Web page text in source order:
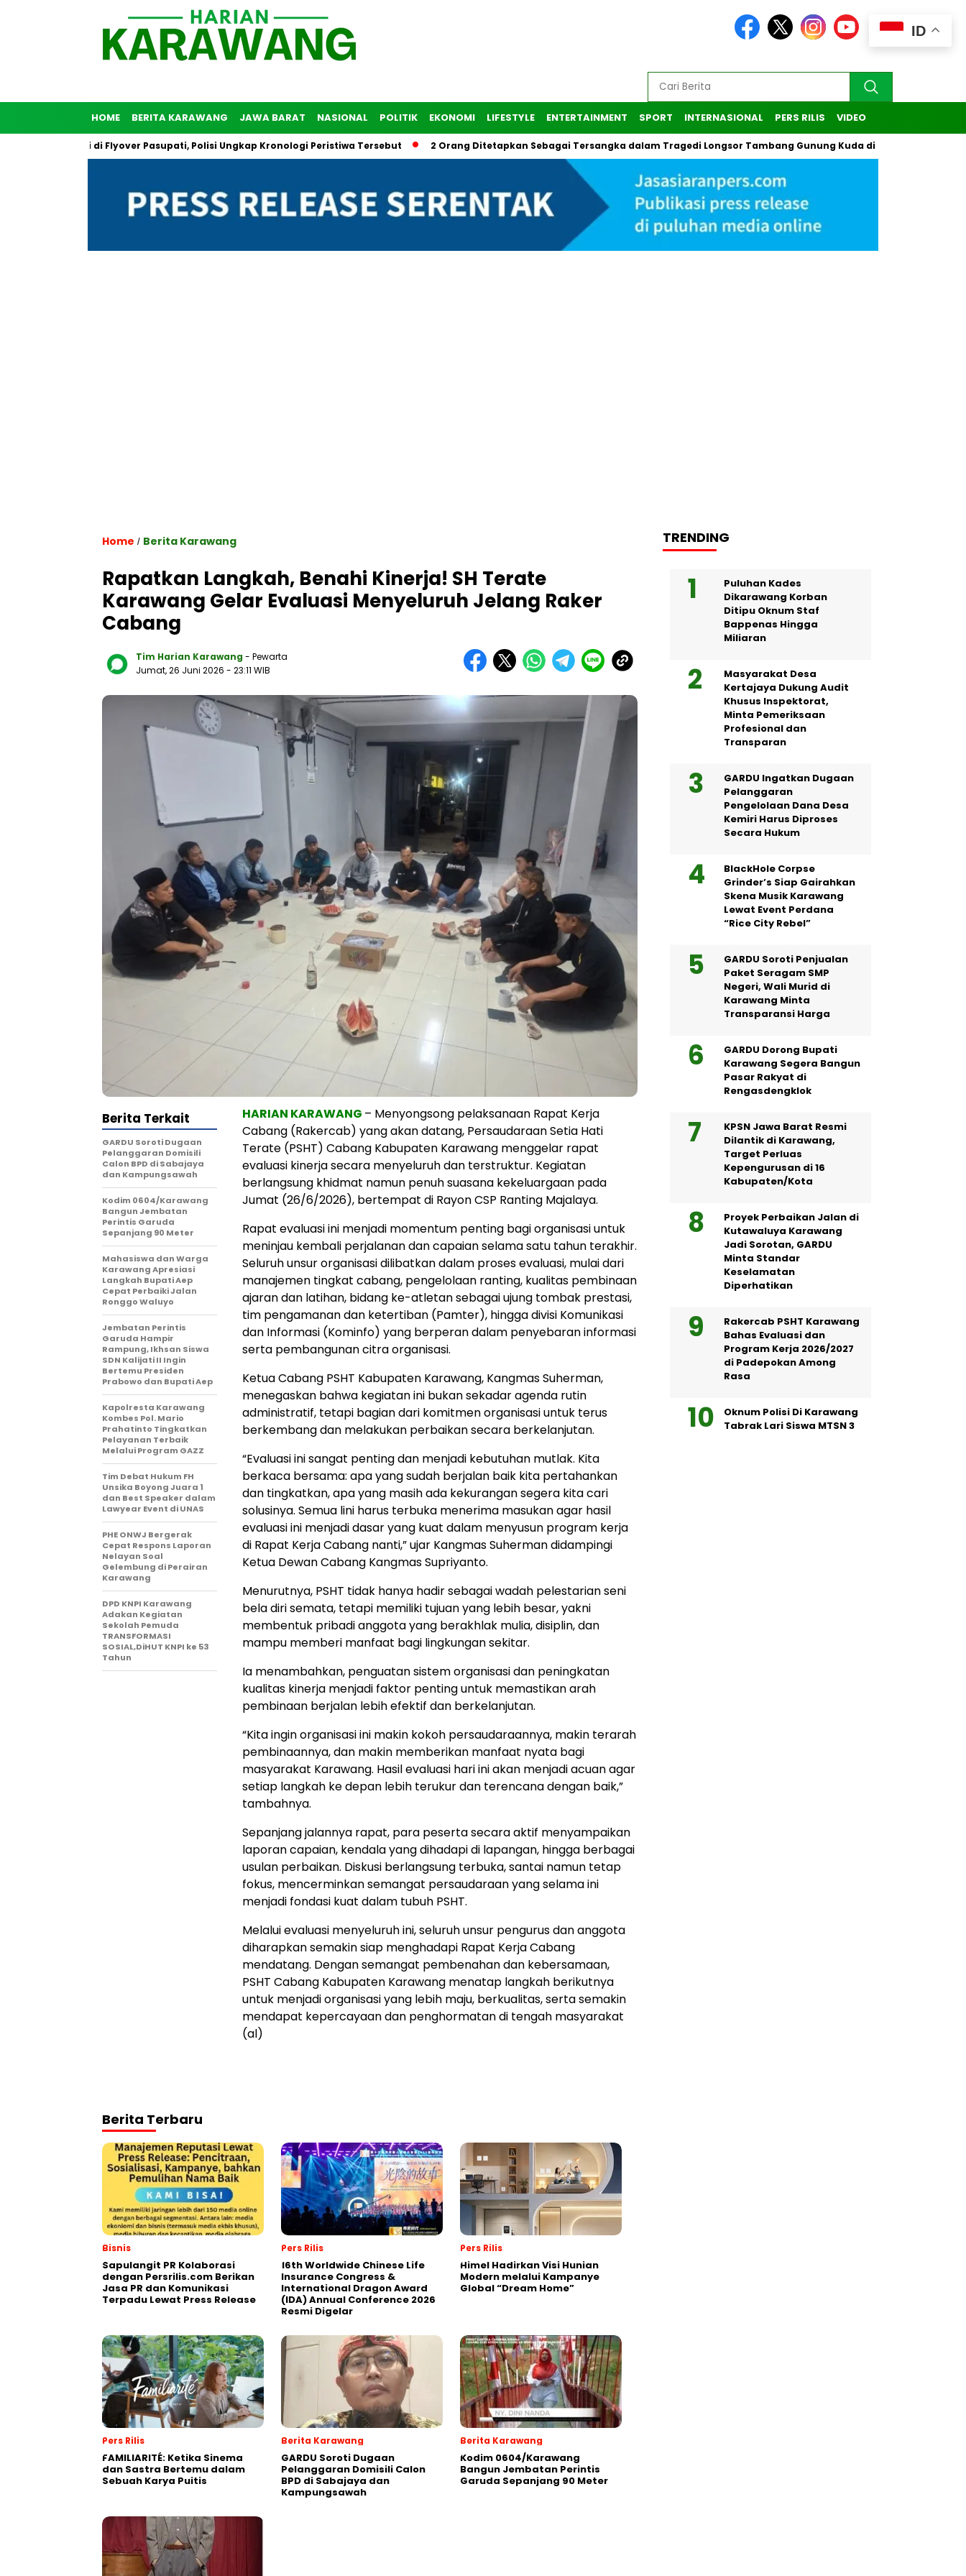
HOME BERITA KARAWANG JAWA BARAT NASIONAL POLITIK EKONOMI LIFESTYLE ENTERTAINMENT SPORT INTERNASIONAL PERS RILIS VIDEO
Diri di Flyover Pasupati, Polisi Ungkap Kronologi Peristiwa Tersebut 2 Orang Ditetapkan Sebagai Tersangka dalam Tragedi Longsor Tambang Gunung Kuda di Cirebon
Home / Berita Karawang
Rapatkan Langkah, Benahi Kinerja! SH Terate
Karawang Gelar Evaluasi Menyeluruh Jelang Raker
Cabang
Tim Harian Karawang - Pewarta
Jumat, 26 Juni 2026 - 23:11 WIB
HARIAN KARAWANG – Menyongsong pelaksanaan Rapat Kerja
Cabang (Rakercab) yang akan datang, Persaudaraan Setia Hati
Terate (PSHT) Cabang Kabupaten Karawang menggelar rapat
evaluasi kinerja secara menyeluruh dan terstruktur. Kegiatan
berlangsung khidmat namun penuh suasana kekeluargaan pada
Jumat (26/6/2026), bertempat di Rayon CSP Ranting Majalaya.
Rapat evaluasi ini menjadi momentum penting bagi organisasi untuk
meninjau kembali perjalanan dan capaian selama satu tahun terakhir.
Seluruh unsur organisasi dilibatkan dalam proses evaluasi, mulai dari
manajemen tingkat cabang, pengelolaan ranting, kualitas pembinaan
ajaran dan latihan, bidang ke-atletan sebagai ujung tombak prestasi,
tim pengamanan dan ketertiban (Pamter), hingga divisi Komunikasi
dan Informasi (Kominfo) yang berperan dalam penyebaran informasi
serta pembangunan citra organisasi.
Ketua Cabang PSHT Kabupaten Karawang, Kangmas Suherman,
menegaskan bahwa kegiatan ini bukan sekadar agenda rutin
administratif, tetapi bagian dari komitmen organisasi untuk terus
berkembang dan melakukan perbaikan secara berkelanjutan.
“Evaluasi ini sangat penting dan menjadi kebutuhan mutlak. Kita
berkaca bersama: apa yang sudah berjalan baik kita pertahankan
dan tingkatkan, apa yang masih ada kekurangan segera kita cari
solusinya. Semua lini harus terbuka menerima masukan agar hasil
evaluasi ini menjadi dasar yang kuat dalam menyusun program kerja
di Rapat Kerja Cabang nanti,” ujar Kangmas Suherman didampingi
Ketua Dewan Cabang Kangmas Supriyanto.
Menurutnya, PSHT tidak hanya hadir sebagai wadah pelestarian seni
bela diri semata, tetapi memiliki tujuan yang lebih besar, yakni
membentuk pribadi anggota yang berakhlak mulia, disiplin, dan
mampu memberi manfaat bagi lingkungan sekitar.
Ia menambahkan, penguatan sistem organisasi dan peningkatan
kualitas kinerja menjadi faktor penting untuk memastikan arah
pembinaan berjalan lebih efektif dan berkelanjutan.
“Kita ingin organisasi ini makin kokoh persaudaraannya, makin terarah
pembinaannya, dan makin memberikan manfaat nyata bagi
masyarakat Karawang. Hasil evaluasi hari ini akan menjadi acuan agar
setiap langkah ke depan lebih terukur dan terencana dengan baik,”
tambahnya.
Sepanjang jalannya rapat, para peserta secara aktif menyampaikan
laporan capaian, kendala yang dihadapi di lapangan, hingga berbagai
usulan perbaikan. Diskusi berlangsung terbuka, santai namun tetap
fokus, mencerminkan semangat persaudaraan yang selama ini
menjadi fondasi kuat dalam tubuh PSHT.
Melalui evaluasi menyeluruh ini, seluruh unsur pengurus dan anggota
diharapkan semakin siap menghadapi Rapat Kerja Cabang
mendatang. Dengan semangat pembenahan dan kebersamaan,
PSHT Cabang Kabupaten Karawang menatap langkah berikutnya
untuk menjadi organisasi yang lebih maju, berkualitas, serta semakin
mendapat kepercayaan dan penghormatan di tengah masyarakat
(al)
Berita Terkait
GARDU Soroti Dugaan
Pelanggaran Domisili
Calon BPD di Sabajaya
dan Kampungsawah
Kodim 0604/Karawang
Bangun Jembatan
Perintis Garuda
Sepanjang 90 Meter
Mahasiswa dan Warga
Karawang Apresiasi
Langkah Bupati Aep
Cepat Perbaiki Jalan
Ronggo Waluyo
Jembatan Perintis
Garuda Hampir
Rampung, Ikhsan Siswa
SDN Kalijati II Ingin
Bertemu Presiden
Prabowo dan Bupati Aep
Kapolresta Karawang
Kombes Pol. Mario
Prahatinto Tingkatkan
Pelayanan Terbaik
Melalui Program GAZZ
​Tim Debat Hukum FH
Unsika Boyong Juara 1
dan Best Speaker dalam
Lawyear Event di UNAS
PHE ONWJ Bergerak
Cepat Respons Laporan
Nelayan Soal
Gelembung di Perairan
Karawang
DPD KNPI Karawang
Adakan Kegiatan
Sekolah Pemuda
TRANSFORMASI
SOSIAL,DiHUT KNPI ke 53
Tahun
Berita Terbaru
Bisnis
Sapulangit PR Kolaborasi
dengan Persrilis.com Berikan
Jasa PR dan Komunikasi
Terpadu Lewat Press Release
Pers Rilis
16th Worldwide Chinese Life
Insurance Congress &
International Dragon Award
(IDA) Annual Conference 2026
Resmi Digelar
Pers Rilis
Himel Hadirkan Visi Hunian
Modern melalui Kampanye
Global “Dream Home”
Pers Rilis
FAMILIARITÉ: Ketika Sinema
dan Sastra Bertemu dalam
Sebuah Karya Puitis
Berita Karawang
GARDU Soroti Dugaan
Pelanggaran Domisili Calon
BPD di Sabajaya dan
Kampungsawah
Berita Karawang
Kodim 0604/Karawang
Bangun Jembatan Perintis
Garuda Sepanjang 90 Meter
TRENDING
Puluhan Kades
Dikarawang Korban
Ditipu Oknum Staf
Bappenas Hingga
Miliaran
Masyarakat Desa
Kertajaya Dukung Audit
Khusus Inspektorat,
Minta Pemeriksaan
Profesional dan
Transparan
GARDU Ingatkan Dugaan
Pelanggaran
Pengelolaan Dana Desa
Kemiri Harus Diproses
Secara Hukum
BlackHole Corpse
Grinder’s Siap Gairahkan
Skena Musik Karawang
Lewat Event Perdana
“Rice City Rebel”
GARDU Soroti Penjualan
Paket Seragam SMP
Negeri, Wali Murid di
Karawang Minta
Transparansi Harga
GARDU Dorong Bupati
Karawang Segera Bangun
Pasar Rakyat di
Rengasdengklok
KPSN Jawa Barat Resmi
Dilantik di Karawang,
Target Perluas
Kepengurusan di 16
Kabupaten/Kota
Proyek Perbaikan Jalan di
Kutawaluya Karawang
Jadi Sorotan, GARDU
Minta Standar
Keselamatan
Diperhatikan
Rakercab PSHT Karawang
Bahas Evaluasi dan
Program Kerja 2026/2027
di Padepokan Among
Rasa
Oknum Polisi Di Karawang
Tabrak Lari Siswa MTSN 3
ID